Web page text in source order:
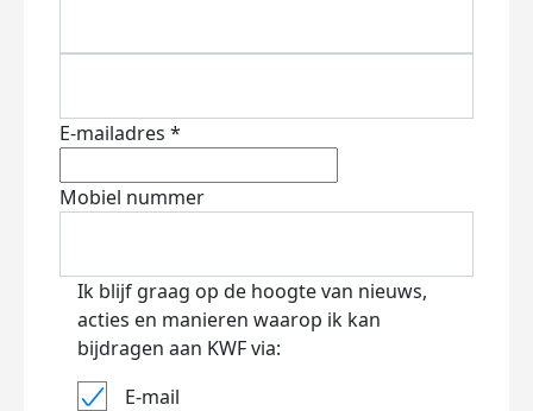
E-mailadres *
Mobiel nummer
Ik blijf graag op de hoogte van nieuws,
acties en manieren waarop ik kan
bijdragen aan KWF via:
E-mail